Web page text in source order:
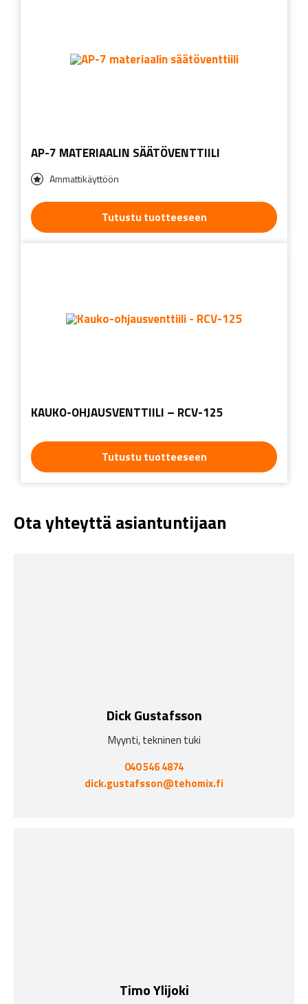
AP-7 MATERIAALIN SÄÄTÖVENTTIILI
Ammattikäyttöön
Tutustu tuotteeseen
KAUKO-OHJAUSVENTTIILI – RCV-125
Tutustu tuotteeseen
Ota yhteyttä asiantuntijaan
Dick Gustafsson
Myynti, tekninen tuki
040 546 4874
dick.gustafsson@tehomix.fi
Timo Ylijoki